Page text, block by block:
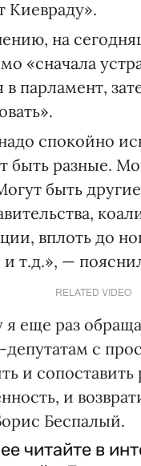
Киевраду».
на
«сначала
в парламент,
спокойно
быть разные.
быть
вплоть до
т.д.», —
RELATED VIDEO
я еще раз
с
и сопоставить
и
Беспалый.
читайте в